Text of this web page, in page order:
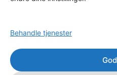
Behandle tjenester